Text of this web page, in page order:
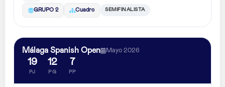
GRUPO 2 Cuadro SEMIFINALISTA
Málaga Spanish Open Mayo 2026
19
PJ
12
PG
7
PP